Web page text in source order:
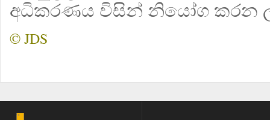
අධිකරණය විසින් නියෝග කරන
© JDS